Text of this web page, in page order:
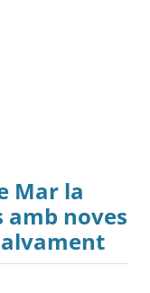
Mar la
noves